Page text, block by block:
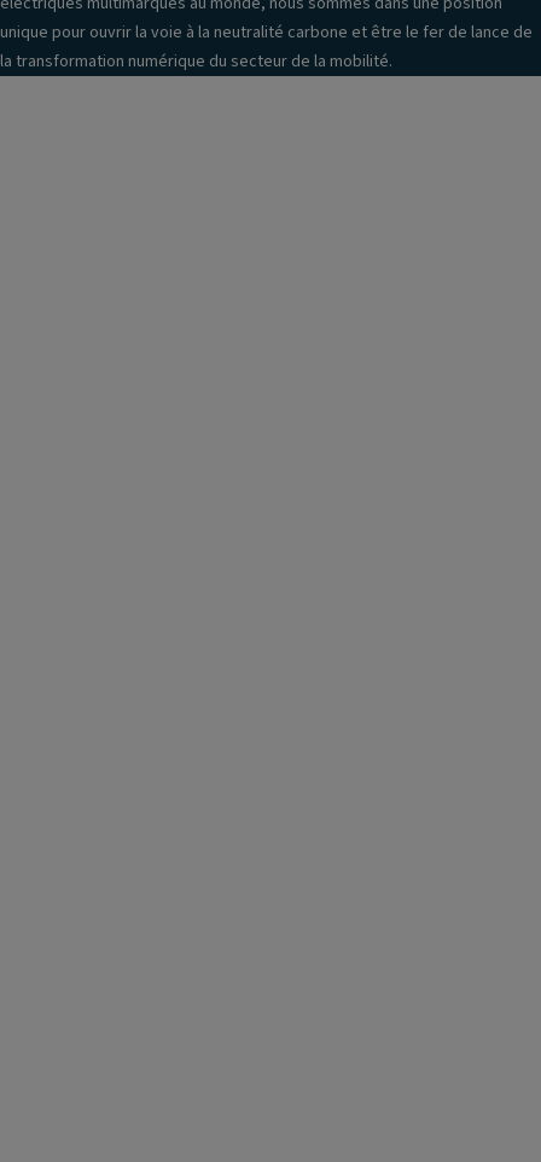
unique pour ouvrir la voie à la neutralité carbone et être le fer de lance de
la transformation numérique du secteur de la mobilité.